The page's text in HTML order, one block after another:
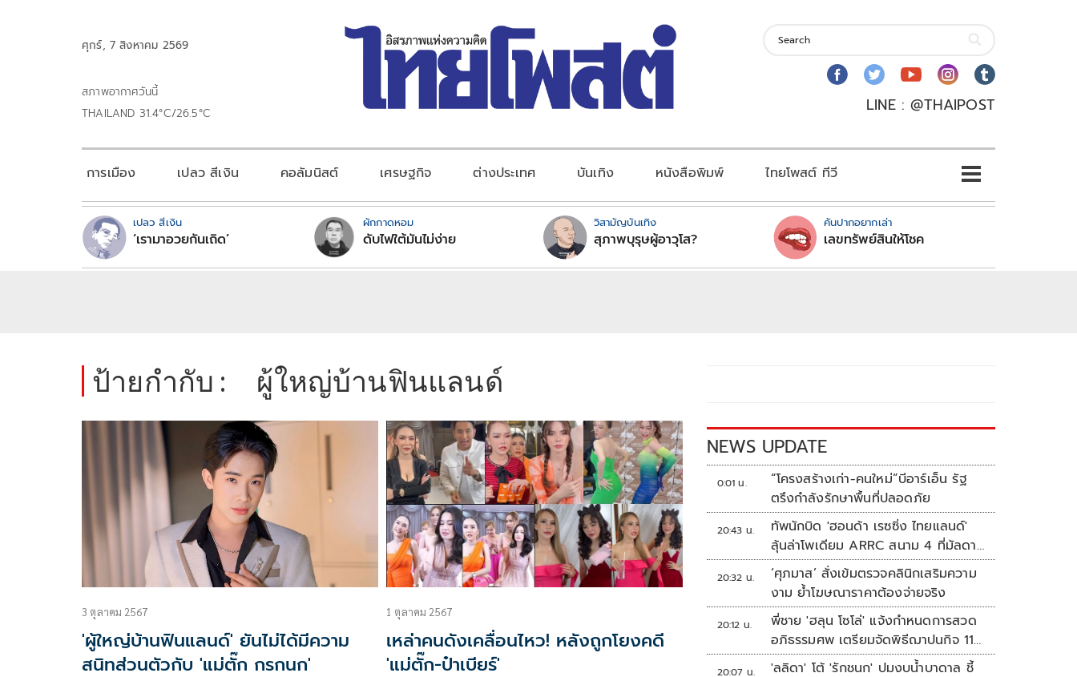
ศุกร์, 7 สิงหาคม 2569
สภาพอากาศวันนี้
THAILAND 31.4°C/26.5°C
LINE : @THAIPOST
การเมือง เปลว สีเงิน คอลัมนิสต์ เศรษฐกิจ ต่างประเทศ บันเทิง หนังสือพิมพ์ ไทยโพสต์ ทีวี
เปลว สีเงิน
‘เรามาอวยกันเถิด’
ผักกาดหอม
ดับไฟใต้มันไม่ง่าย
วิสามัญบันเทิง
สุภาพบุรุษผู้อาวุโส?
คันปากอยากเล่า
เลขทรัพย์สินให้โชค
ป้ายกำกับ : ผู้ใหญ่บ้านฟินแลนด์
3 ตุลาคม 2567
'ผู้ใหญ่บ้านฟินแลนด์' ยันไม่ได้มีความ
สนิทส่วนตัวกับ 'แม่ตั๊ก กรกนก'
1 ตุลาคม 2567
เหล่าคนดังเคลื่อนไหว! หลังถูกโยงคดี
'แม่ตั๊ก-ป๋าเบียร์'
NEWS UPDATE
0:01 น.
“โครงสร้างเก่า-คนใหม่”บีอาร์เอ็น รัฐ
ตรึงกำลังรักษาพื้นที่ปลอดภัย
20:43 น.
ทัพนักบิด 'ฮอนด้า เรซซิ่ง ไทยแลนด์'
ลุ้นล่าโพเดียม ARRC สนาม 4 ที่มัลดาลิ
กา
20:32 น.
‘ศุภมาส’ สั่งเข้มตรวจคลินิกเสริมความ
งาม ย้ำโฆษณาราคาต้องจ่ายจริง
20:12 น.
พี่ชาย 'ฮลุน โซโล่' แจ้งกำหนดการสวด
อภิธรรมศพ เตรียมจัดพิธีฌาปนกิจ 11
ส.ค.
20:07 น.
'ลลิดา' โต้ 'รักชนก' ปมงบน้ำบาดาล ชี้